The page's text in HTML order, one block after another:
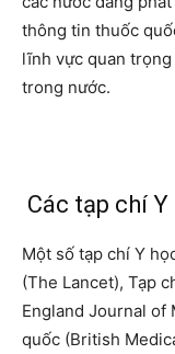
thông tin thuốc
lĩnh vực quan
trong nước.
Các tạp chí Y
Một số tạp chí Y
(The Lancet), Tạp
England Journal of
quốc (British